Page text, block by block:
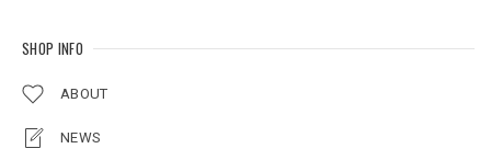
SHOP INFO
ABOUT
NEWS